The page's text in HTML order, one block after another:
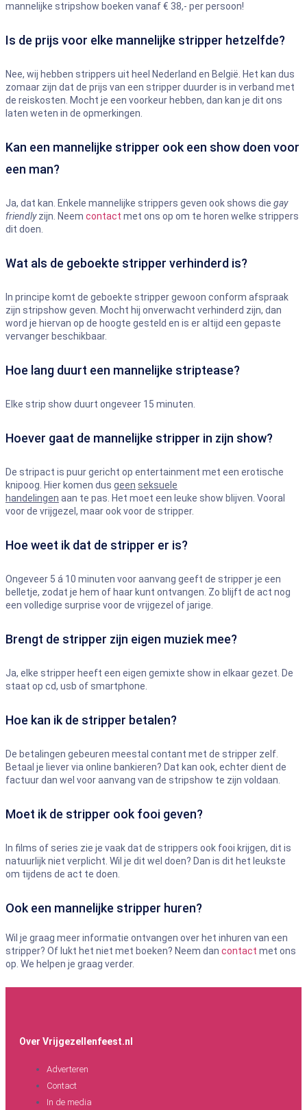
mannelijke stripshow boeken vanaf € 38,- per persoon!
Is de prijs voor elke mannelijke stripper hetzelfde?
Nee, wij hebben strippers uit heel Nederland en België. Het kan dus
zomaar zijn dat de prijs van een stripper duurder is in verband met
de reiskosten. Mocht je een voorkeur hebben, dan kan je dit ons
laten weten in de opmerkingen.
Kan een mannelijke stripper ook een show doen voor
een man?
Ja, dat kan. Enkele mannelijke strippers geven ook shows die gay
friendlyzijn. Neem contact met ons op om te horen welke strippers
dit doen.
Wat als de geboekte stripper verhinderd is?
In principe komt de geboekte stripper gewoon conform afspraak
zijn stripshow geven. Mocht hij onverwacht verhinderd zijn, dan
word je hiervan op de hoogte gesteld en is er altijd een gepaste
vervanger beschikbaar.
Hoe lang duurt een mannelijke striptease?
Elke strip show duurt ongeveer 15 minuten.
Hoever gaat de mannelijke stripper in zijn show?
De stripact is puur gericht op entertainment met een erotische
knipoog. Hier komen dus geen seksuele
handelingen aan te pas. Het moet een leuke show blijven. Vooral
voor de vrijgezel, maar ook voor de stripper.
Hoe weet ik dat de stripper er is?
Ongeveer 5 á 10 minuten voor aanvang geeft de stripper je een
belletje, zodat je hem of haar kunt ontvangen. Zo blijft de act nog
een volledige surprise voor de vrijgezel of jarige.
Brengt de stripper zijn eigen muziek mee?
Ja, elke stripper heeft een eigen gemixte show in elkaar gezet. De
staat op cd, usb of smartphone.
Hoe kan ik de stripper betalen?
De betalingen gebeuren meestal contant met de stripper zelf.
Betaal je liever via online bankieren? Dat kan ook, echter dient de
factuur dan wel voor aanvang van de stripshow te zijn voldaan.
Moet ik de stripper ook fooi geven?
In films of series zie je vaak dat de strippers ook fooi krijgen, dit is
natuurlijk niet verplicht. Wil je dit wel doen? Dan is dit het leukste
om tijdens de act te doen.
Ook een mannelijke stripper huren?
Wil je graag meer informatie ontvangen over het inhuren van een
stripper? Of lukt het niet met boeken? Neem dan contact met ons
op. We helpen je graag verder.
Over Vrijgezellenfeest.nl
Adverteren
Contact
In de media